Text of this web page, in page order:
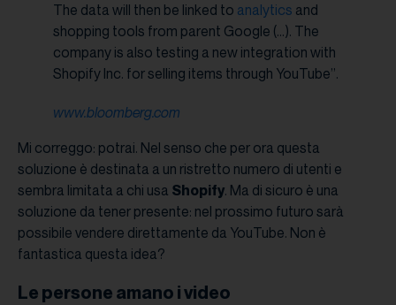
The data will then be linked to analytics and
shopping tools from parent Google (…). The
company is also testing a new integration with
Shopify Inc. for selling items through YouTube”.
www.bloomberg.com
Mi correggo: potrai. Nel senso che per ora questa
soluzione è destinata a un ristretto numero di utenti e
sembra limitata a chi usa Shopify. Ma di sicuro è una
soluzione da tener presente: nel prossimo futuro sarà
possibile vendere direttamente da YouTube. Non è
fantastica questa idea?
Le persone amano i video